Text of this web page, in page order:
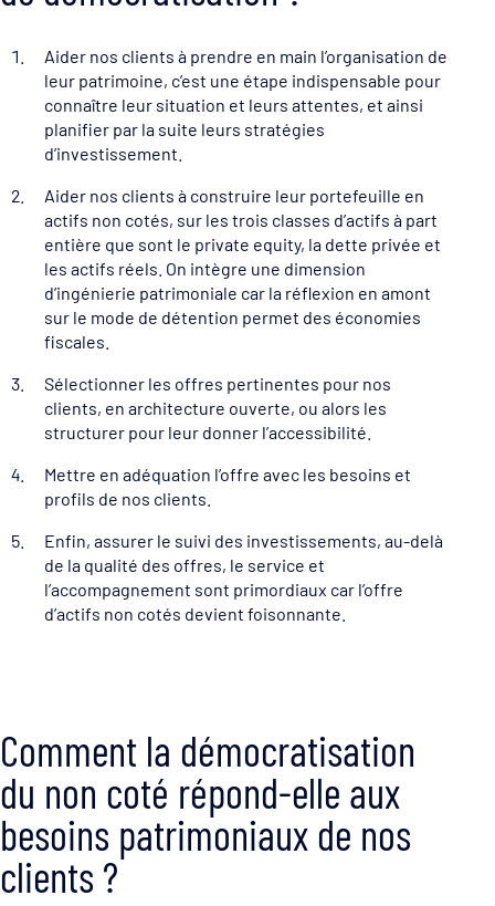
Aider nos clients à prendre en main l’organisation de
leur patrimoine, c’est une étape indispensable pour
connaître leur situation et leurs attentes, et ainsi
planifier par la suite leurs stratégies
d’investissement.
Aider nos clients à construire leur portefeuille en
actifs non cotés, sur les trois classes d’actifs à part
entière que sont le private equity, la dette privée et
les actifs réels. On intègre une dimension
d’ingénierie patrimoniale car la réflexion en amont
sur le mode de détention permet des économies
fiscales.
Sélectionner les offres pertinentes pour nos
clients, en architecture ouverte, ou alors les
structurer pour leur donner l’accessibilité.
Mettre en adéquation l’offre avec les besoins et
profils de nos clients.
Enfin, assurer le suivi des investissements, au-delà
de la qualité des offres, le service et
l’accompagnement sont primordiaux car l’offre
d’actifs non cotés devient foisonnante.
Comment la démocratisation
du non coté répond-elle aux
besoins patrimoniaux de nos
clients ?